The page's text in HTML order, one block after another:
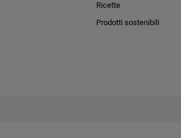
Ricette
Prodotti sostenibili